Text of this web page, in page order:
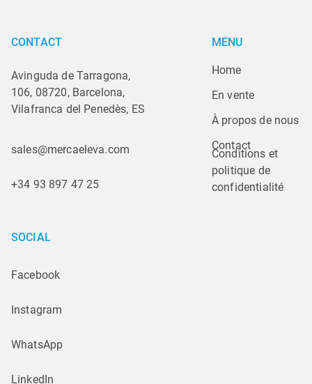
CONTACT
Avinguda de Tarragona,
106, 08720, Barcelona,
Vilafranca del Penedès, ES
sales@mercaeleva.com
+34 93 897 47 25
MENU
Home
En vente
À propos de nous
Contact
Conditions et
politique de
confidentialité
SOCIAL
Facebook
Instagram
WhatsApp
LinkedIn